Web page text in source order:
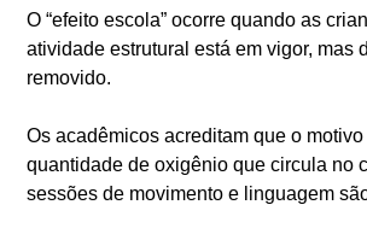
O “efeito escola” ocorre quando as
atividade estrutural está em vigor, mas
removido.
Os acadêmicos acreditam que o
quantidade de oxigênio que circula no
sessões de movimento e linguagem